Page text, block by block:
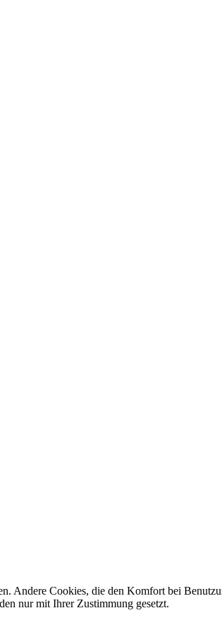
Andere Cookies, die den Komfort bei
nur mit Ihrer Zustimmung gesetzt.